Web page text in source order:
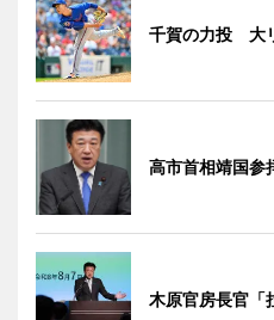
千賀の力投 大
高市首相靖国参
木原官房長官「